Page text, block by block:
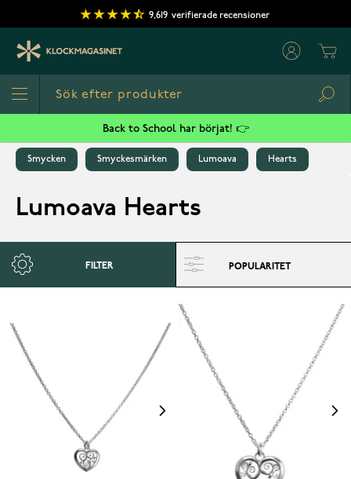
Hoppa till innehållet
9,619 verifierade recensioner
Back to School har börjat! 👉
Smycken Smyckesmärken Lumoava Hearts
Lumoava Hearts
FILTER